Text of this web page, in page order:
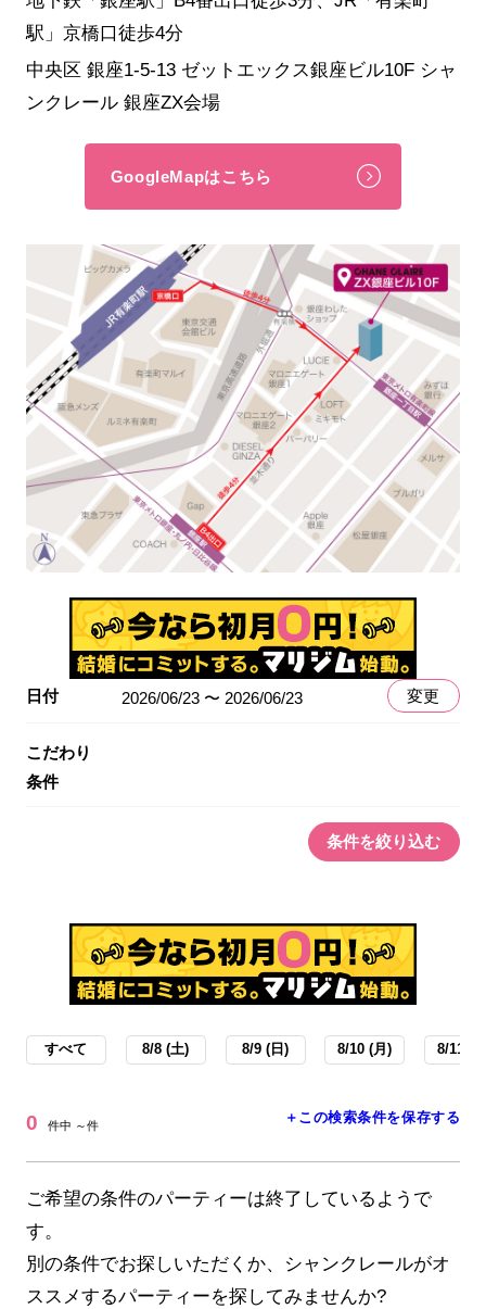
駅」京橋口徒歩4分
中央区 銀座1-5-13 ゼットエックス銀座ビル10F シャ
ンクレール 銀座ZX会場
GoogleMapはこちら
日付 2026/06/23 〜 2026/06/23 変更
こだわり
条件
条件を絞り込む
すべて 8/8 (土) 8/9 (日) 8/10 (月) 8/11 (
0 件中 ～件 ＋この検索条件を保存する
ご希望の条件のパーティーは終了しているようで
す。
別の条件でお探しいただくか、シャンクレールがオ
ススメするパーティーを探してみませんか?